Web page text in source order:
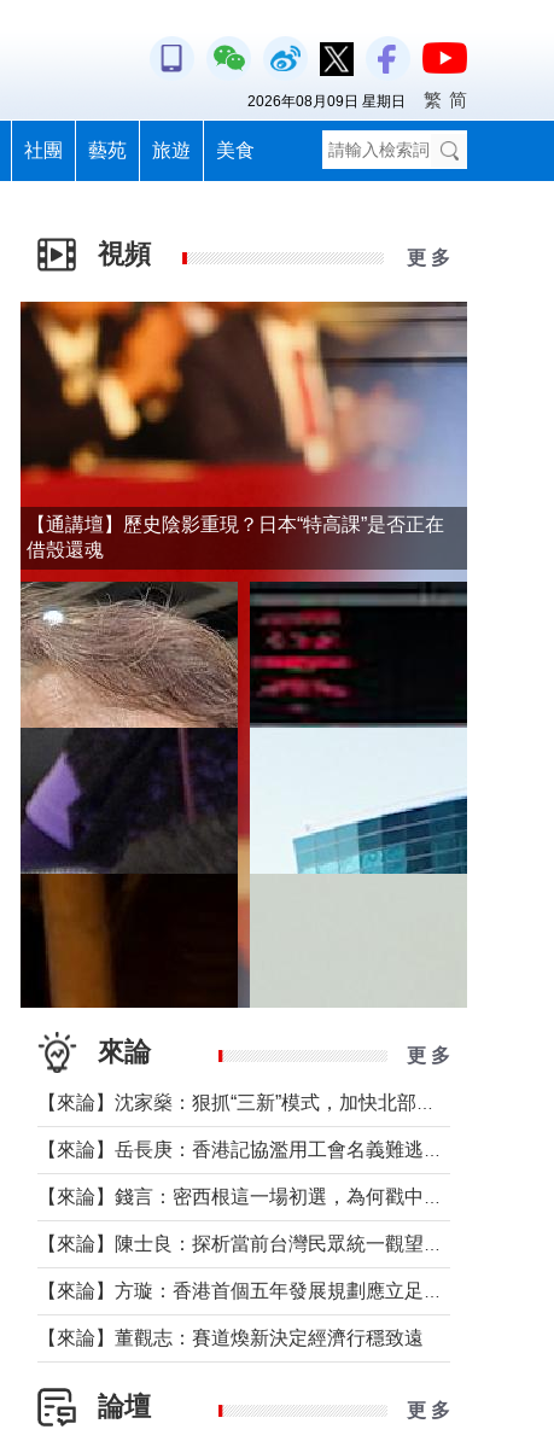
社團 藝苑 旅遊 美食
2026年08月09日 星期日 繁 简
視頻 更 多
【通講壇】歷史陰影重現？日本“特高課”是否正在
借殼還魂
來論 更 多
【來論】董觀志：賽道煥新決定經濟行穩致遠
論壇 更 多